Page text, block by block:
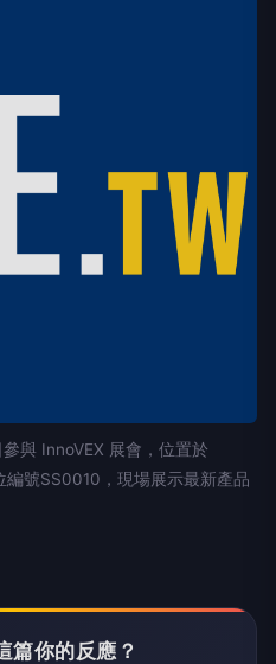
與 InnoVEX 展會，位置於
號SS0010，現場展示最新產品
篇你的反應？